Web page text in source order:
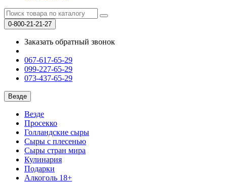
0-800-21-21-27
Заказать обратный звонок
067-617-65-29
099-227-65-29
073-437-65-29
Везде
Везде
Просекко
Голландские сыры
Сыры с плесенью
Сыры стран мира
Кулинария
Подарки
Алкоголь 18+